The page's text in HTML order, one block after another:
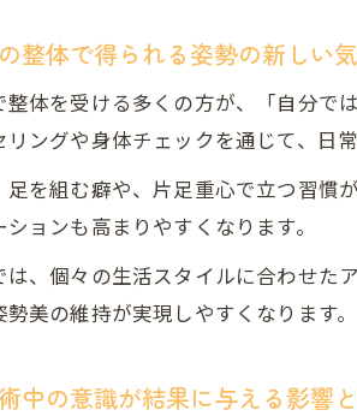
整体で得られる姿勢の新しい
整体を受ける多くの方が、「自分で
リングや身体チェックを通じて、日
足を組む癖や、片足重心で立つ習慣
ションも高まりやすくなります。
は、個々の生活スタイルに合わせた
美の維持が実現しやすくなります。
中の意識が結果に与える影響